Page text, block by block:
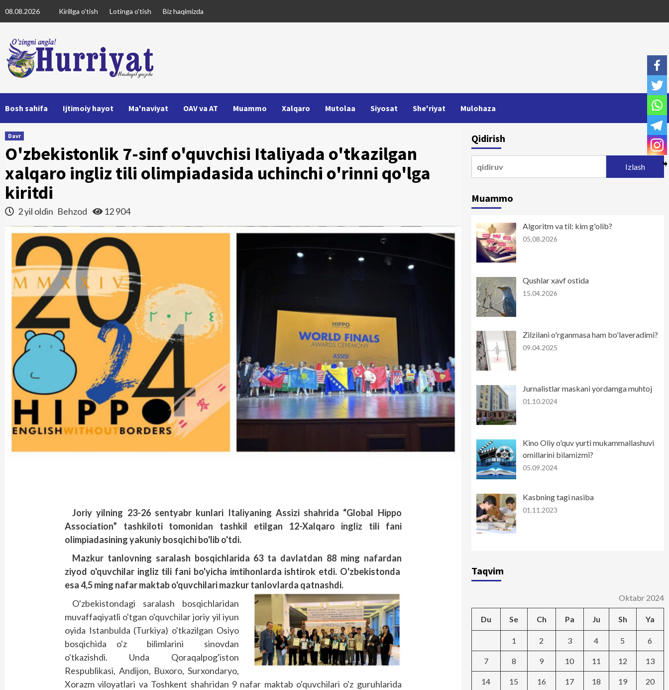
to
08.08.2026 Kirillga o'tish Lotinga o'tish Biz haqimizda
Bosh sahifa Ijtimoiy hayot Ma'naviyat OAV va AT Muammo Xalqaro Mutolaa Siyosat She'riyat Mulohaza
Davr
O'zbekistonlik 7-sinf o'quvchisi Italiyada o'tkazilgan
xalqaro ingliz tili olimpiadasida uchinchi o'rinni qo'lga
kiritdi
2 yil oldin Behzod 12 904
Joriy yilning 23-26 sentyabr kunlari Italiyaning Assizi shahrida “Global Hippo
Association” tashkiloti tomonidan tashkil etilgan 12-Xalqaro ingliz tili fani
olimpiadasining yakuniy bosqichi bo'lib o'tdi.
Mazkur tanlovning saralash bosqichlarida 63 ta davlatdan 88 ming nafardan
ziyod o'quvchilar ingliz tili fani bo'yicha imtihonlarda ishtirok etdi. O'zbekistonda
esa 4,5 ming nafar maktab o'quvchilari mazkur tanlovlarda qatnashdi.
O'zbekistondagi saralash bosqichlaridan
muvaffaqiyatli o'tgan o'quvchilar joriy yil iyun
oyida Istanbulda (Turkiya) o'tkazilgan Osiyo
bosqichida o'z bilimlarini sinovdan
o'tkazishdi. Unda Qoraqalpog'iston
Respublikasi, Andijon, Buxoro, Surxondaryo,
Xorazm viloyatlari va Toshkent shahridan 9 nafar maktab o'quvchilari o'z guruhlarida
Qidirish
Muammo
Algoritm va til: kim g'olib?
05.08.2026
Qushlar xavf ostida
15.04.2026
Zilzilani o'rganmasa ham bo'laveradimi?
09.04.2025
Jurnalistlar maskani yordamga muhtoj
01.10.2024
Kino Oliy o'quv yurti mukammallashuvi
omillarini bilamizmi?
05.09.2024
Kasbning tagi nasiba
01.11.2023
Taqvim
Oktabr 2024
Du Se Ch Pa Ju Sh Ya
1 2 3 4 5 6
7 8 9 10 11 12 13
14 15 16 17 18 19 20